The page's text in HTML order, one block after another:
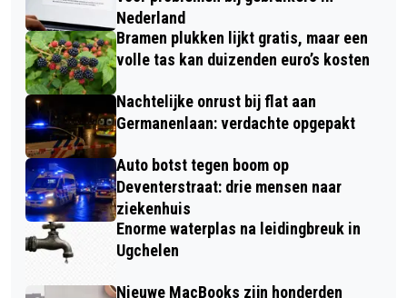
Nederland
Bramen plukken lijkt gratis, maar een
volle tas kan duizenden euro’s kosten
Nachtelijke onrust bij flat aan
Germanenlaan: verdachte opgepakt
Auto botst tegen boom op
Deventerstraat: drie mensen naar
ziekenhuis
Enorme waterplas na leidingbreuk in
Ugchelen
Nieuwe MacBooks zijn honderden